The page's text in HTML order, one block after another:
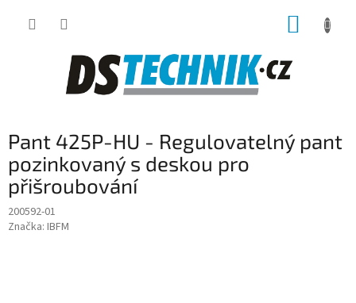
Pant 425P-HU - Regulovatelný pant
pozinkovaný s deskou pro
přišroubování
200592-01
Značka: IBFM